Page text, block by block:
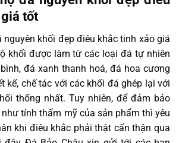
tốt
khối đẹp điêu khắc tinh xảo giá
khối được làm từ các loại đá tự nhiên
đá xanh thanh hoá, đá hoa cương
kế, chế tác với các khối đá ghép lại với
thống nhất. Tuy nhiên, để đảm bảo
tính thẩm mỹ của sản phẩm thì yêu
khi điêu khắc phải thật cẩn thận qua